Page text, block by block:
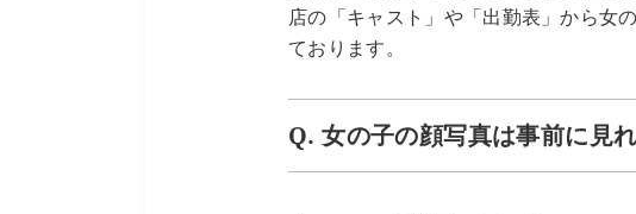
店の「キャスト」や「出勤表」から女
ております。
Q. 女の子の顔写真は事前に見